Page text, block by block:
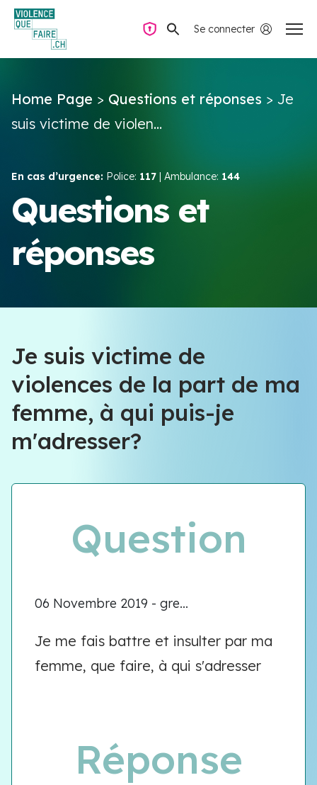
Se connecter
Questions & Réponses
La violence dans le couple
Ressources & Campagnes
Navigation privée
Home Page > Questions et réponses > Je
suis victime de violen...
En cas d’urgence: Police: 117 | Ambulance: 144
Questions et
réponses
Je suis victime de
violences de la part de ma
femme, à qui puis-je
m'adresser?
Question
06 Novembre 2019 - gre...
Je me fais battre et insulter par ma
femme, que faire, à qui s'adresser
Réponse